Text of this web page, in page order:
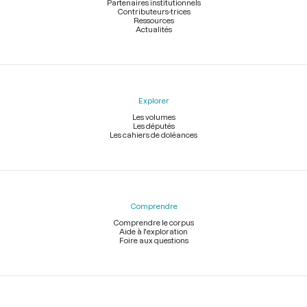
Partenaires institutionnels
Contributeurs-trices
Ressources
Actualités
Explorer
Les volumes
Les députés
Les cahiers de doléances
Comprendre
Comprendre le corpus
Aide à l'exploration
Foire aux questions